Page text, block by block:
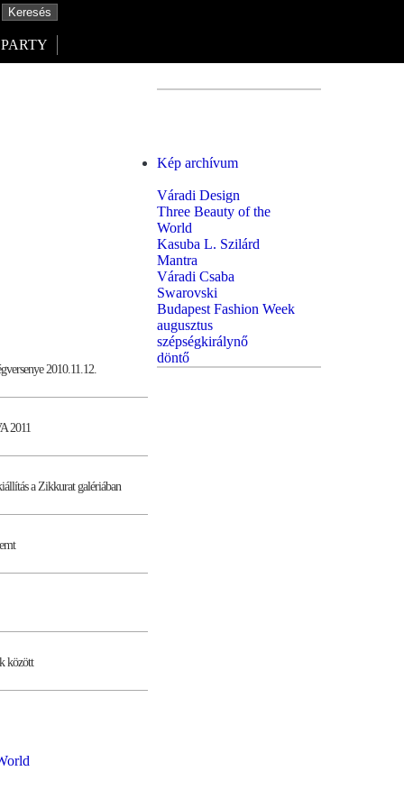
PARTY
2010.11.12.
2011
a Zikkurat galériában
között
Kép archívum
Váradi Design
Three Beauty of the
World
Kasuba L. Szilárd
Mantra
Váradi Csaba
Swarovski
Budapest Fashion Week
augusztus
szépségkirálynő
döntő